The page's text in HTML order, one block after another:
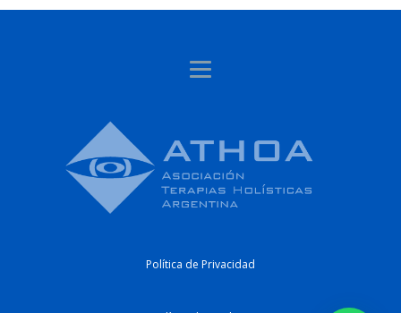
Política de Privacidad